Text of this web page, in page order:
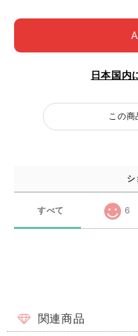
日本国内
この商
シ
すべて 6
関連商品